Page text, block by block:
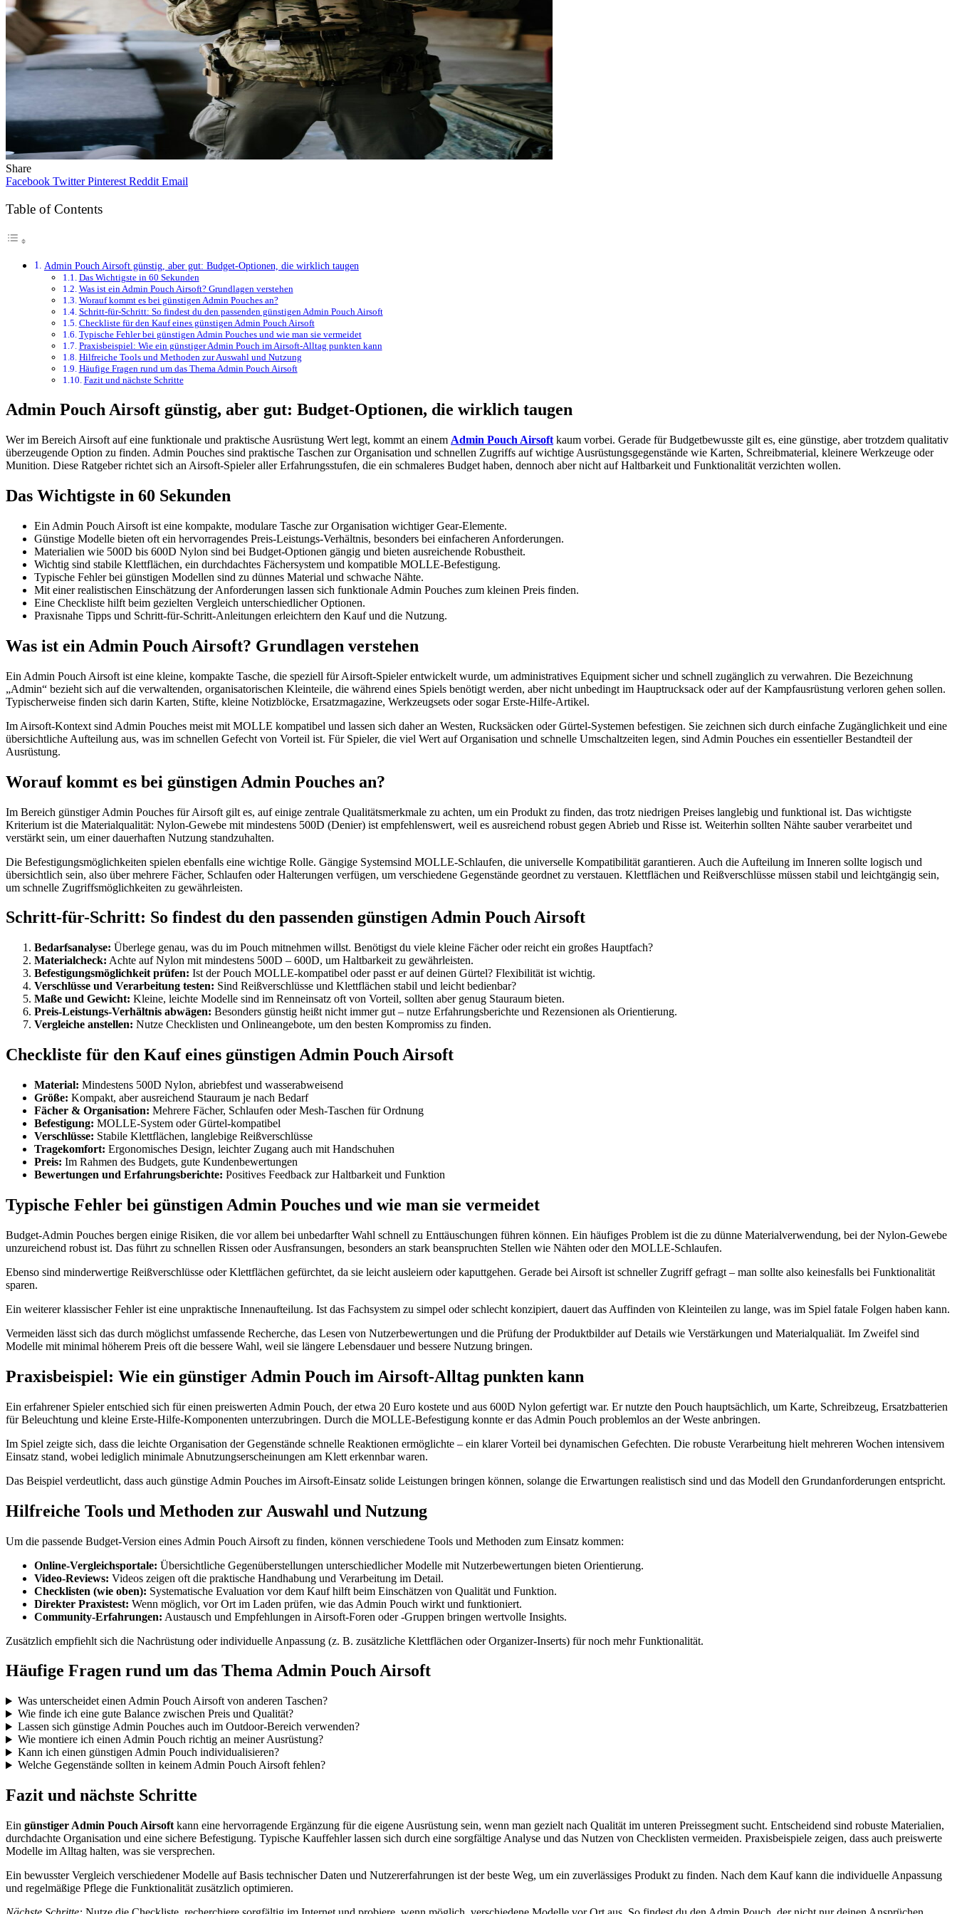
Share
Facebook Twitter Pinterest Reddit Email
Table of Contents
Admin Pouch Airsoft günstig, aber gut: Budget-Optionen, die wirklich taugen
Das Wichtigste in 60 Sekunden
Was ist ein Admin Pouch Airsoft? Grundlagen verstehen
Worauf kommt es bei günstigen Admin Pouches an?
Schritt-für-Schritt: So findest du den passenden günstigen Admin Pouch Airsoft
Checkliste für den Kauf eines günstigen Admin Pouch Airsoft
Typische Fehler bei günstigen Admin Pouches und wie man sie vermeidet
Praxisbeispiel: Wie ein günstiger Admin Pouch im Airsoft-Alltag punkten kann
Hilfreiche Tools und Methoden zur Auswahl und Nutzung
Häufige Fragen rund um das Thema Admin Pouch Airsoft
Fazit und nächste Schritte
Admin Pouch Airsoft günstig, aber gut: Budget-Optionen, die wirklich taugen
Wer im Bereich Airsoft auf eine funktionale und praktische Ausrüstung Wert legt, kommt an einem Admin Pouch Airsoft kaum vorbei. Gerade für Budgetbewusste gilt es, eine günstige, aber trotzdem qualitativ
überzeugende Option zu finden. Admin Pouches sind praktische Taschen zur Organisation und schnellen Zugriffs auf wichtige Ausrüstungsgegenstände wie Karten, Schreibmaterial, kleinere Werkzeuge oder
Munition. Diese Ratgeber richtet sich an Airsoft-Spieler aller Erfahrungsstufen, die ein schmaleres Budget haben, dennoch aber nicht auf Haltbarkeit und Funktionalität verzichten wollen.
Das Wichtigste in 60 Sekunden
Ein Admin Pouch Airsoft ist eine kompakte, modulare Tasche zur Organisation wichtiger Gear-Elemente.
Günstige Modelle bieten oft ein hervorragendes Preis-Leistungs-Verhältnis, besonders bei einfacheren Anforderungen.
Materialien wie 500D bis 600D Nylon sind bei Budget-Optionen gängig und bieten ausreichende Robustheit.
Wichtig sind stabile Klettflächen, ein durchdachtes Fächersystem und kompatible MOLLE-Befestigung.
Typische Fehler bei günstigen Modellen sind zu dünnes Material und schwache Nähte.
Mit einer realistischen Einschätzung der Anforderungen lassen sich funktionale Admin Pouches zum kleinen Preis finden.
Eine Checkliste hilft beim gezielten Vergleich unterschiedlicher Optionen.
Praxisnahe Tipps und Schritt-für-Schritt-Anleitungen erleichtern den Kauf und die Nutzung.
Was ist ein Admin Pouch Airsoft? Grundlagen verstehen
Ein Admin Pouch Airsoft ist eine kleine, kompakte Tasche, die speziell für Airsoft-Spieler entwickelt wurde, um administratives Equipment sicher und schnell zugänglich zu verwahren. Die Bezeichnung
„Admin“ bezieht sich auf die verwaltenden, organisatorischen Kleinteile, die während eines Spiels benötigt werden, aber nicht unbedingt im Hauptrucksack oder auf der Kampfausrüstung verloren gehen sollen.
Typischerweise finden sich darin Karten, Stifte, kleine Notizblöcke, Ersatzmagazine, Werkzeugsets oder sogar Erste-Hilfe-Artikel.
Im Airsoft-Kontext sind Admin Pouches meist mit MOLLE kompatibel und lassen sich daher an Westen, Rucksäcken oder Gürtel-Systemen befestigen. Sie zeichnen sich durch einfache Zugänglichkeit und eine
übersichtliche Aufteilung aus, was im schnellen Gefecht von Vorteil ist. Für Spieler, die viel Wert auf Organisation und schnelle Umschaltzeiten legen, sind Admin Pouches ein essentieller Bestandteil der
Ausrüstung.
Worauf kommt es bei günstigen Admin Pouches an?
Im Bereich günstiger Admin Pouches für Airsoft gilt es, auf einige zentrale Qualitätsmerkmale zu achten, um ein Produkt zu finden, das trotz niedrigen Preises langlebig und funktional ist. Das wichtigste
Kriterium ist die Materialqualität: Nylon-Gewebe mit mindestens 500D (Denier) ist empfehlenswert, weil es ausreichend robust gegen Abrieb und Risse ist. Weiterhin sollten Nähte sauber verarbeitet und
verstärkt sein, um einer dauerhaften Nutzung standzuhalten.
Die Befestigungsmöglichkeiten spielen ebenfalls eine wichtige Rolle. Gängige Systemsind MOLLE-Schlaufen, die universelle Kompatibilität garantieren. Auch die Aufteilung im Inneren sollte logisch und
übersichtlich sein, also über mehrere Fächer, Schlaufen oder Halterungen verfügen, um verschiedene Gegenstände geordnet zu verstauen. Klettflächen und Reißverschlüsse müssen stabil und leichtgängig sein,
um schnelle Zugriffsmöglichkeiten zu gewährleisten.
Schritt-für-Schritt: So findest du den passenden günstigen Admin Pouch Airsoft
Bedarfsanalyse: Überlege genau, was du im Pouch mitnehmen willst. Benötigst du viele kleine Fächer oder reicht ein großes Hauptfach?
Materialcheck: Achte auf Nylon mit mindestens 500D – 600D, um Haltbarkeit zu gewährleisten.
Befestigungsmöglichkeit prüfen: Ist der Pouch MOLLE-kompatibel oder passt er auf deinen Gürtel? Flexibilität ist wichtig.
Verschlüsse und Verarbeitung testen: Sind Reißverschlüsse und Klettflächen stabil und leicht bedienbar?
Maße und Gewicht: Kleine, leichte Modelle sind im Renneinsatz oft von Vorteil, sollten aber genug Stauraum bieten.
Preis-Leistungs-Verhältnis abwägen: Besonders günstig heißt nicht immer gut – nutze Erfahrungsberichte und Rezensionen als Orientierung.
Vergleiche anstellen: Nutze Checklisten und Onlineangebote, um den besten Kompromiss zu finden.
Checkliste für den Kauf eines günstigen Admin Pouch Airsoft
Material: Mindestens 500D Nylon, abriebfest und wasserabweisend
Größe: Kompakt, aber ausreichend Stauraum je nach Bedarf
Fächer & Organisation: Mehrere Fächer, Schlaufen oder Mesh-Taschen für Ordnung
Befestigung: MOLLE-System oder Gürtel-kompatibel
Verschlüsse: Stabile Klettflächen, langlebige Reißverschlüsse
Tragekomfort: Ergonomisches Design, leichter Zugang auch mit Handschuhen
Preis: Im Rahmen des Budgets, gute Kundenbewertungen
Bewertungen und Erfahrungsberichte: Positives Feedback zur Haltbarkeit und Funktion
Typische Fehler bei günstigen Admin Pouches und wie man sie vermeidet
Budget-Admin Pouches bergen einige Risiken, die vor allem bei unbedarfter Wahl schnell zu Enttäuschungen führen können. Ein häufiges Problem ist die zu dünne Materialverwendung, bei der Nylon-Gewebe
unzureichend robust ist. Das führt zu schnellen Rissen oder Ausfransungen, besonders an stark beanspruchten Stellen wie Nähten oder den MOLLE-Schlaufen.
Ebenso sind minderwertige Reißverschlüsse oder Klettflächen gefürchtet, da sie leicht ausleiern oder kaputtgehen. Gerade bei Airsoft ist schneller Zugriff gefragt – man sollte also keinesfalls bei Funktionalität
sparen.
Ein weiterer klassischer Fehler ist eine unpraktische Innenaufteilung. Ist das Fachsystem zu simpel oder schlecht konzipiert, dauert das Auffinden von Kleinteilen zu lange, was im Spiel fatale Folgen haben kann.
Vermeiden lässt sich das durch möglichst umfassende Recherche, das Lesen von Nutzerbewertungen und die Prüfung der Produktbilder auf Details wie Verstärkungen und Materialqualiät. Im Zweifel sind
Modelle mit minimal höherem Preis oft die bessere Wahl, weil sie längere Lebensdauer und bessere Nutzung bringen.
Praxisbeispiel: Wie ein günstiger Admin Pouch im Airsoft-Alltag punkten kann
Ein erfahrener Spieler entschied sich für einen preiswerten Admin Pouch, der etwa 20 Euro kostete und aus 600D Nylon gefertigt war. Er nutzte den Pouch hauptsächlich, um Karte, Schreibzeug, Ersatzbatterien
für Beleuchtung und kleine Erste-Hilfe-Komponenten unterzubringen. Durch die MOLLE-Befestigung konnte er das Admin Pouch problemlos an der Weste anbringen.
Im Spiel zeigte sich, dass die leichte Organisation der Gegenstände schnelle Reaktionen ermöglichte – ein klarer Vorteil bei dynamischen Gefechten. Die robuste Verarbeitung hielt mehreren Wochen intensivem
Einsatz stand, wobei lediglich minimale Abnutzungserscheinungen am Klett erkennbar waren.
Das Beispiel verdeutlicht, dass auch günstige Admin Pouches im Airsoft-Einsatz solide Leistungen bringen können, solange die Erwartungen realistisch sind und das Modell den Grundanforderungen entspricht.
Hilfreiche Tools und Methoden zur Auswahl und Nutzung
Um die passende Budget-Version eines Admin Pouch Airsoft zu finden, können verschiedene Tools und Methoden zum Einsatz kommen:
Online-Vergleichsportale: Übersichtliche Gegenüberstellungen unterschiedlicher Modelle mit Nutzerbewertungen bieten Orientierung.
Video-Reviews: Videos zeigen oft die praktische Handhabung und Verarbeitung im Detail.
Checklisten (wie oben): Systematische Evaluation vor dem Kauf hilft beim Einschätzen von Qualität und Funktion.
Direkter Praxistest: Wenn möglich, vor Ort im Laden prüfen, wie das Admin Pouch wirkt und funktioniert.
Community-Erfahrungen: Austausch und Empfehlungen in Airsoft-Foren oder -Gruppen bringen wertvolle Insights.
Zusätzlich empfiehlt sich die Nachrüstung oder individuelle Anpassung (z. B. zusätzliche Klettflächen oder Organizer-Inserts) für noch mehr Funktionalität.
Häufige Fragen rund um das Thema Admin Pouch Airsoft
Was unterscheidet einen Admin Pouch Airsoft von anderen Taschen?
Wie finde ich eine gute Balance zwischen Preis und Qualität?
Lassen sich günstige Admin Pouches auch im Outdoor-Bereich verwenden?
Wie montiere ich einen Admin Pouch richtig an meiner Ausrüstung?
Kann ich einen günstigen Admin Pouch individualisieren?
Welche Gegenstände sollten in keinem Admin Pouch Airsoft fehlen?
Fazit und nächste Schritte
Ein günstiger Admin Pouch Airsoft kann eine hervorragende Ergänzung für die eigene Ausrüstung sein, wenn man gezielt nach Qualität im unteren Preissegment sucht. Entscheidend sind robuste Materialien,
durchdachte Organisation und eine sichere Befestigung. Typische Kauffehler lassen sich durch eine sorgfältige Analyse und das Nutzen von Checklisten vermeiden. Praxisbeispiele zeigen, dass auch preiswerte
Modelle im Alltag halten, was sie versprechen.
Ein bewusster Vergleich verschiedener Modelle auf Basis technischer Daten und Nutzererfahrungen ist der beste Weg, um ein zuverlässiges Produkt zu finden. Nach dem Kauf kann die individuelle Anpassung
und regelmäßige Pflege die Funktionalität zusätzlich optimieren.